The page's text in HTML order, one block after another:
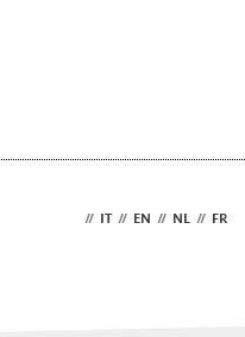
// IT // EN // NL // FR